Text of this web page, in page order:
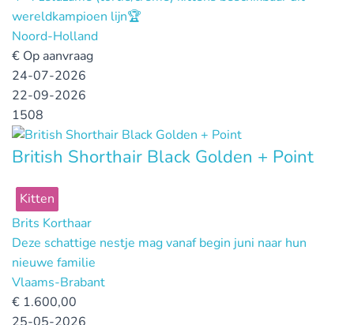
wereldkampioen lijn🏆
Noord-Holland
€ Op aanvraag
24-07-2026
22-09-2026
1508
British Shorthair Black Golden + Point
Kitten
Brits Korthaar
Deze schattige nestje mag vanaf begin juni naar hun
nieuwe familie
Vlaams-Brabant
€ 1.600,00